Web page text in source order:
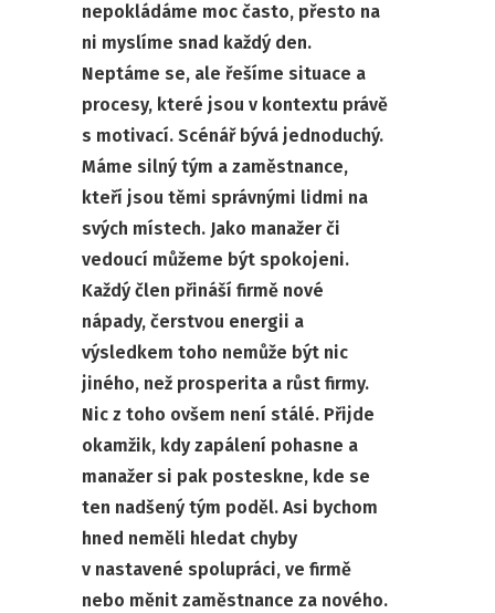
nepokládáme moc často, přesto na
ni myslíme snad každý den.
Neptáme se, ale řešíme situace a
procesy, které jsou v kontextu právě
s motivací. Scénář bývá jednoduchý.
Máme silný tým a zaměstnance,
kteří jsou těmi správnými lidmi na
svých místech. Jako manažer či
vedoucí můžeme být spokojeni.
Každý člen přináší firmě nové
nápady, čerstvou energii a
výsledkem toho nemůže být nic
jiného, než prosperita a růst firmy.
Nic z toho ovšem není stálé. Přijde
okamžik, kdy zapálení pohasne a
manažer si pak posteskne, kde se
ten nadšený tým poděl. Asi bychom
hned neměli hledat chyby
v nastavené spolupráci, ve firmě
nebo měnit zaměstnance za nového.